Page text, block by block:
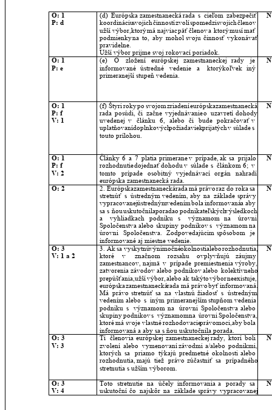
O: 1
P: d
(d) Európska zamestnanecká rada s cieľom zabezpečiť
koordináciusvojichčinnostízvolíspomedzisvojichčlenov
užší výbor,ktorýmá najviacpäť členova ktorýmusí mať
podmienkyna to, aby mohol svoju činnosť vykonávať
pravidelne.
Užší výbor prijme svoj rokovací poriadok.
N
O: 1
P: e
(e) O zložení európskej zamestnaneckej rady
je
informované
ústredné vedenie a ktorýkoľvek
iný
primeranejší stupeň vedenia.
N
O: 1
P: f
V: 1
(f) Štyri rokypo svojomzriadeníeurópskazamestnanecká
rada posúdi, či začne vyjednávanieo uzavretí dohody
uvedenej v článku 6, alebo či bude pokračovať v
uplatňovanídoplnkovýchpožiadaviekprijatýchv súlade s
touto prílohou.
N
O: 1
P: f
V: 2
Články 6 a 7 platia primeranev prípade, ak sa
prijalo
rozhodnutiedojednať dohoduv súlade s článkom 6; v
tomto
prípade osobitný vyjednávací orgán
nahradí
európska zamestnanecká rada.
N
O: 2 2. Európskazamestnaneckárada má právo raz do roka sa
stretnúť s ústredným vedením, aby na základe správy
vypracovanejústrednýmvedenímbola informovanáa aby
sa s ňouuskutočnilaporadao podnikateľskýchvýsledkoch
a
vyhliadkach podniku s významom na
úrovni
Spoločenstva alebo skupiny podnikovs významom na
úrovni
Spoločenstva. Zodpovedajúcim spôsobom
je
informované aj miestne vedenie.
N
O: 3
V: 1 a 2
3. Ak sa vyskytnúvýnimočnéokolnostialeborozhodnutia,
ktoré
v značnom rozsahu ovplyvňujú
záujmy
zamestnancov, najmä v prípade premiestnenia výroby,
zatvorenia závodov alebo podnikov alebo kolektívneho
prepúšťania,užší výbor, alebo ak takýtovýborneexistuje,
európskazamestnaneckárada má právobyť informovaná.
Má právo stretnúť sa na vlastnú žiadosť s
ústredným
vedením alebo s iným primeranejším stupňom vedenia
podniku s významom na úrovni Spoločenstva alebo
skupiny podnikovs významomna úrovni Spoločenstva,
ktoré má svoje vlastné rozhodovacieprávomoci,aby bola
informovaná a aby sa s ňou uskutočnila porada.
N
O: 3
V: 3
Tí členovia európskej zamestnaneckej rady, ktorí boli
zvolení alebo vymenovaní závodmi a/alebo podnikmi,
ktorých sa priamo týkajú predmetné okolnosti alebo
rozhodnutia, majú tiež právo zúčastniť sa
prípadného
stretnutia s užším výborom.
N
O: 3
V: 4
Toto stretnutie na účely informovania a porady sa
uskutoční čo najskôr na základe správy vypracovanej
N